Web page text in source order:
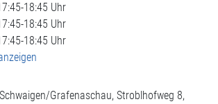
18:45 Uhr
18:45 Uhr
18:45 Uhr
Grafenaschau Stroblhofweg 8